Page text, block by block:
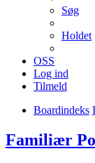
Søg
Holdet
OSS
Log ind
Tilmeld
Boardindeks
Familiær